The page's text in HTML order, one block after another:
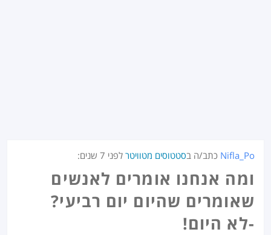
Nifla_Po כתב/ה בסטטוסים מטוויטר לפני 7 שנים :
ומה אנחנו אומרים לאנשים
שאומרים שהיום יום רביעי?
-לא היום!